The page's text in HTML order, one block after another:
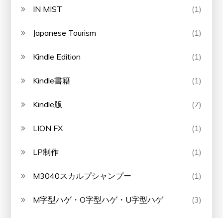
IN MIST (1)
Japanese Tourism (1)
Kindle Edition (1)
Kindle書籍 (1)
Kindle版 (7)
LION FX (1)
LP制作 (1)
M3040スカルプシャンプー (1)
M字型ハゲ・O字型ハゲ・U字型ハゲ (3)